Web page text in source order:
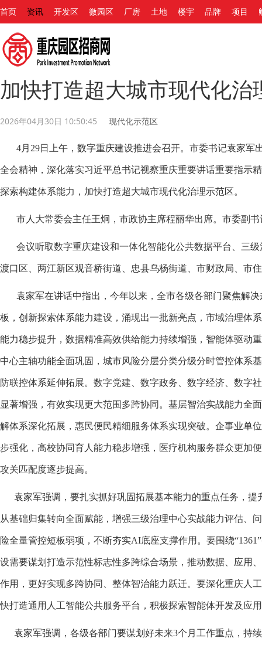
首页 资讯 开发区 微园区 厂房 土地 楼宇 品牌 项目
加快打造超大城市现代化治
2026年04月30日 10:50:45 现代化示范区
4月29日上午，数字重庆建设推进会召开。市委书记袁家军
全会精神，深化落实习近平总书记视察重庆重要讲话重要指示
探索构建体系能力，加快打造超大城市现代化治理示范区。
市人大常委会主任王炯，市政协主席程丽华出席。市委副书
会议听取数字重庆建设和一体化智能化公共数据平台、三级
渡口区、两江新区观音桥街道、忠县乌杨街道、市财政局、市
袁家军在讲话中指出，今年以来，全市各级各部门聚焦解决
板，创新探索体系能力建设，涌现出一批新亮点，市域治理体
能力稳步提升，数据精准高效供给能力持续增强，智能体驱动
中心主轴功能全面巩固，城市风险分层分类分级分时管控体系
防联控体系延伸拓展。数字党建、数字政务、数字经济、数字
显著增强，有效实现更大范围多跨协同。基层智治实战能力全
解体系深化拓展，惠民便民精细服务体系实现突破。企事业单
步强化，高校协同育人能力稳步增强，医疗机构服务群众更加
攻关匹配度逐步提高。
袁家军强调，要扎实抓好巩固拓展基本能力的重点任务，提
从基础归集转向全面赋能，增强三级治理中心实战能力评估、
险全量管控短板弱项，不断夯实AI底座支撑作用。要围绕
设需要谋划打造示范性标志性多跨综合场景，推动数据、应用
作用，更好实现多跨协同、整体智治能力跃迁。要深化重庆人
快打造通用人工智能公共服务平台，积极探索智能体开发及应
袁家军强调，各级各部门要谋划好未来3个月工作重点，持